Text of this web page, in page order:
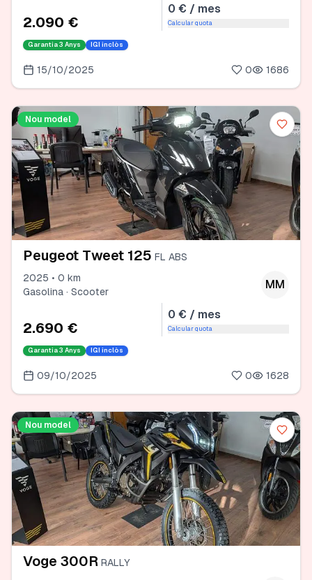
2.090 €
0 € / mes
Calcular quota
Garantia 3 Anys IGI inclòs
15/10/2025 0 1686
Nou model
Peugeot Tweet 125 FL ABS
2025 • 0 km
Gasolina · Scooter
MM
2.690 €
0 € / mes
Calcular quota
Garantia 3 Anys IGI inclòs
09/10/2025 0 1628
Nou model
Voge 300R RALLY